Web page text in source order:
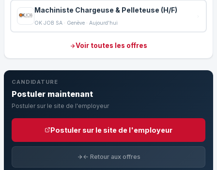
Machiniste Chargeuse & Pelleteuse (H/F)
OK JOB SA · Genève · Aujourd'hui
Voir toutes les offres
CANDIDATURE
Postuler maintenant
Postuler sur le site de l'employeur
Postuler sur le site de l'employeur
← Retour aux offres